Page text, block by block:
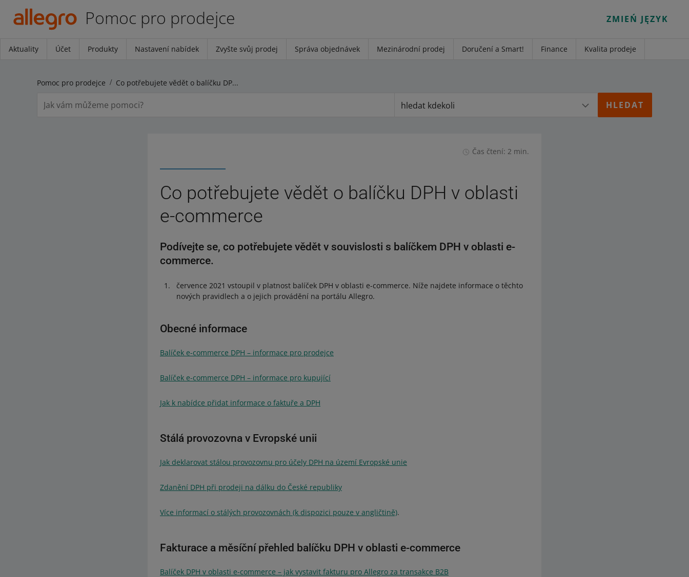
Pomoc pro prodejce ZMIEŃ JĘZYK
Aktuality Účet Produkty Nastavení nabídek Zvyšte svůj prodej Správa objednávek Mezinárodní prodej Doručení a Smart! Finance Kvalita prodeje
Pomoc pro prodejce Co potřebujete vědět o balíčku DPH v oblasti e-commerce
hledat kdekoli
Čas čtení: 2 min.
Co potřebujete vědět o balíčku DPH v oblasti
e-commerce
Podívejte se, co potřebujete vědět v souvislosti s balíčkem DPH v oblasti e-
commerce.
července 2021 vstoupil v platnost balíček DPH v oblasti e-commerce. Níže najdete informace o těchto
nových pravidlech a o jejich provádění na portálu Allegro.
Obecné informace
Balíček e-commerce DPH –⁠⁠⁠⁠⁠⁠ informace pro prodejce
Balíček e-commerce DPH –⁠⁠⁠⁠⁠⁠ informace pro kupující
Jak k nabídce přidat informace o faktuře a DPH
Stálá provozovna v Evropské unii
Jak deklarovat stálou provozovnu pro účely DPH na území Evropské unie
Zdanění DPH při prodeji na dálku do České republiky
Více informací o stálých provozovnách (k dispozici pouze v angličtině).
Fakturace a měsíční přehled balíčku DPH v oblasti e-commerce
Balíček DPH v oblasti e-commerce – jak vystavit fakturu pro Allegro za transakce B2B